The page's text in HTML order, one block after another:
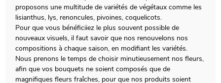
proposons une multitude de variétés de végétaux comme les
lisianthus, lys, renoncules, pivoines, coquelicots.
Pour que vous bénéficiiez le plus souvent possible de
nouveaux visuels, il faut savoir que nos renouvelons nos
compositions à chaque saison, en modifiant les variétés.
Nous prenons le temps de choisir minutieusement nos fleurs,
afin que vos bouquets ne soient composés que de
magnifiques fleurs fraîches, pour que nos produits soient